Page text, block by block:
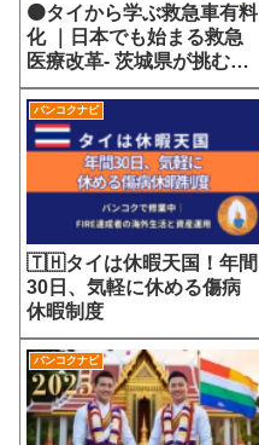
🟠タイから学ぶ救急車有料
化 ｜日本でも始まる救急
医療改革- 茨城県が挑む
7700円の選定療養費が示
す医療サービスの未来
バンコクナビ
🇹🇭タイは休暇天国！年間
30日、気軽に休める傷病
休暇制度
バンコクナビ